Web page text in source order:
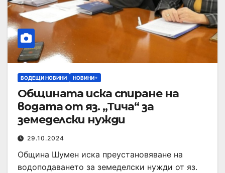
ВОДЕЩИ НОВИНИ НОВИНИ+
Общината иска спиране на
водата от яз. „Тича“ за
земеделски нужди
29.10.2024
Община Шумен иска преустановяване на
водоподаването за земеделски нужди от яз.